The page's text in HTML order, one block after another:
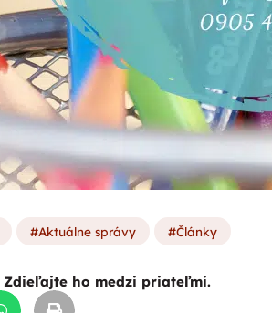
Aktuálne správy Články
Zdieľajte ho medzi priateľmi.